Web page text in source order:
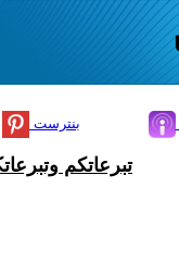
بنترست
تبرعاتكم